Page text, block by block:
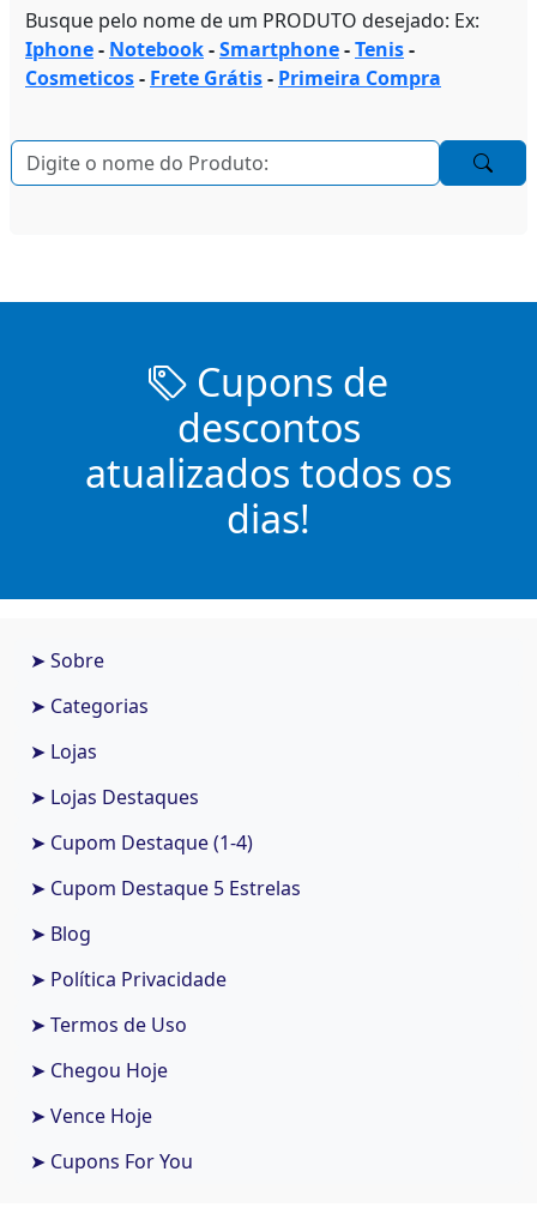
Busque pelo nome de um PRODUTO desejado: Ex:
Iphone- Notebook-Smartphone-Tenis-
Cosmeticos- Frete Grátis- Primeira Compra
Cupons de
descontos
atualizados todos os
dias!
➤ Sobre
➤ Categorias
➤ Lojas
➤ Lojas Destaques
➤ Cupom Destaque (1-4)
➤ Cupom Destaque 5 Estrelas
➤ Blog
➤ Política Privacidade
➤ Termos de Uso
➤ Chegou Hoje
➤ Vence Hoje
➤ Cupons For You